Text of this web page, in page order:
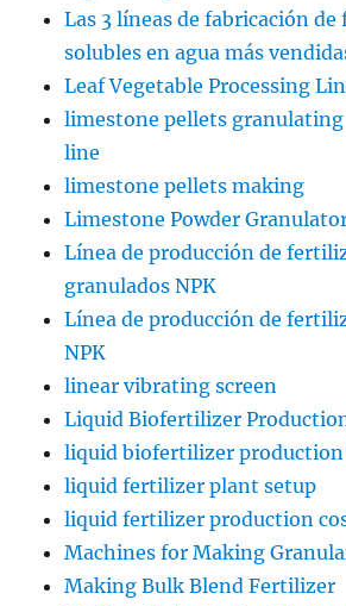
Las 3 líneas de fabricación
solubles en agua más
Leaf Vegetable Processing
limestone pellets
line
limestone pellets making
Limestone Powder
Línea de producción de
granulados NPK
Línea de producción de
NPK
linear vibrating screen
Liquid Biofertilizer
liquid biofertilizer
liquid fertilizer plant setup
liquid fertilizer production
Machines for Making
Making Bulk Blend Fertilizer